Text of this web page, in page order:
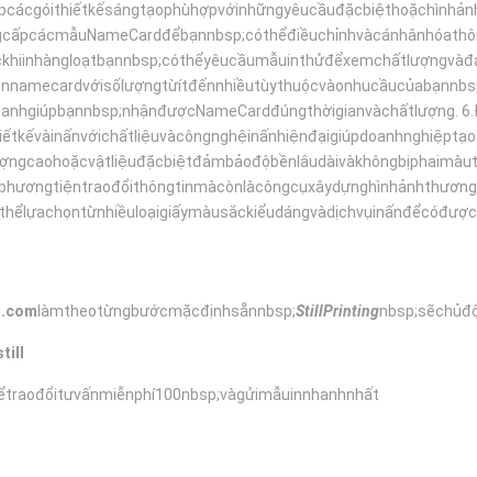
6.
làmtheotừngbướcmặcđịnhsẵnnbsp;StillPrinting